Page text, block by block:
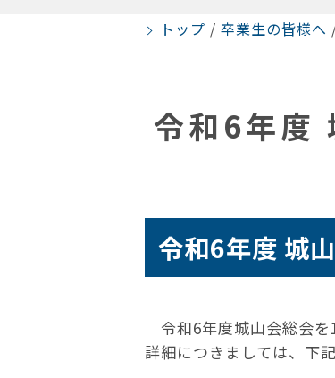
トップ / 卒業生の皆様へ
令和6年度
令和6年度 城
令和6年度城山会総会を
詳細につきましては、下